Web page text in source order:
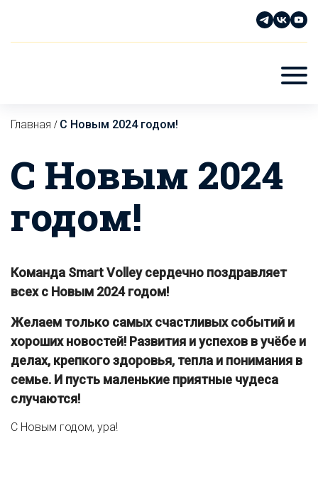
Главная / С Новым 2024 годом!
С Новым 2024
годом!
Команда Smart Volley сердечно поздравляет
всех с Новым 2024 годом!
Желаем только самых счастливых событий и
хороших новостей! Развития и успехов в учёбе и
делах, крепкого здоровья, тепла и понимания в
семье. И пусть маленькие приятные чудеса
случаются!
С Новым годом, ура!